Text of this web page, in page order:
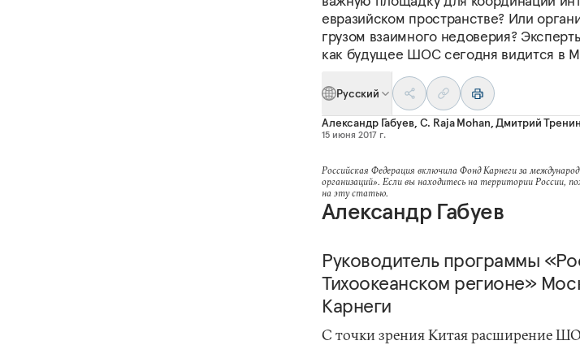
евразийском пространстве? Или
грузом взаимного недоверия?
как будущее ШОС сегодня видится в
Русский
Александр Габуев, C. Raja Mohan,Дмитрий Тренин
15 июня 2017 г.
Российская Федерация включила Фонд Карнеги за
организаций». Если вы находитесь на территории России,
на эту статью.
Александр Габуев
Руководитель программы
Тихоокеанском регионе»
Карнеги
С точки зрения Китая расширение